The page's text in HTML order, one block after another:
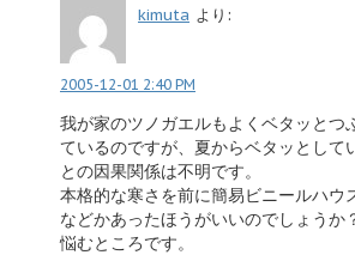
kimuta より:
2005-12-01 2:40 PM
我が家のツノガエルもよくベタッとつ
ているのですが、夏からベタッとして
との因果関係は不明です。
本格的な寒さを前に簡易ビニールハウ
などかあったほうがいいのでしょうか
悩むところです。